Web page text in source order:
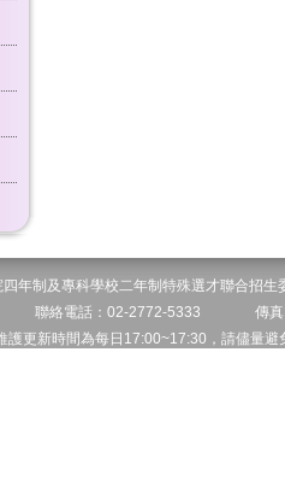
四年制及專科學校二年制特殊選才聯合
聯絡電話：02-2772-5333 傳
護更新時間為每日17:00~17:30，請儘量